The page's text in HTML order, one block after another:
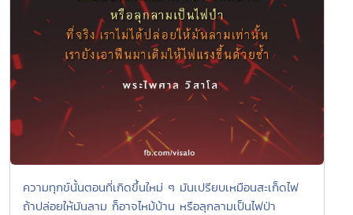
ความทุกข์นั้นตอนที่เกิดขึ้นใหม่ ๆ มันเปรียบเหมือนสะเก็ดไฟ
ถ้าปล่อยให้มันลาม ก็อาจไหม้บ้าน หรือลุกลามเป็นไฟป่า